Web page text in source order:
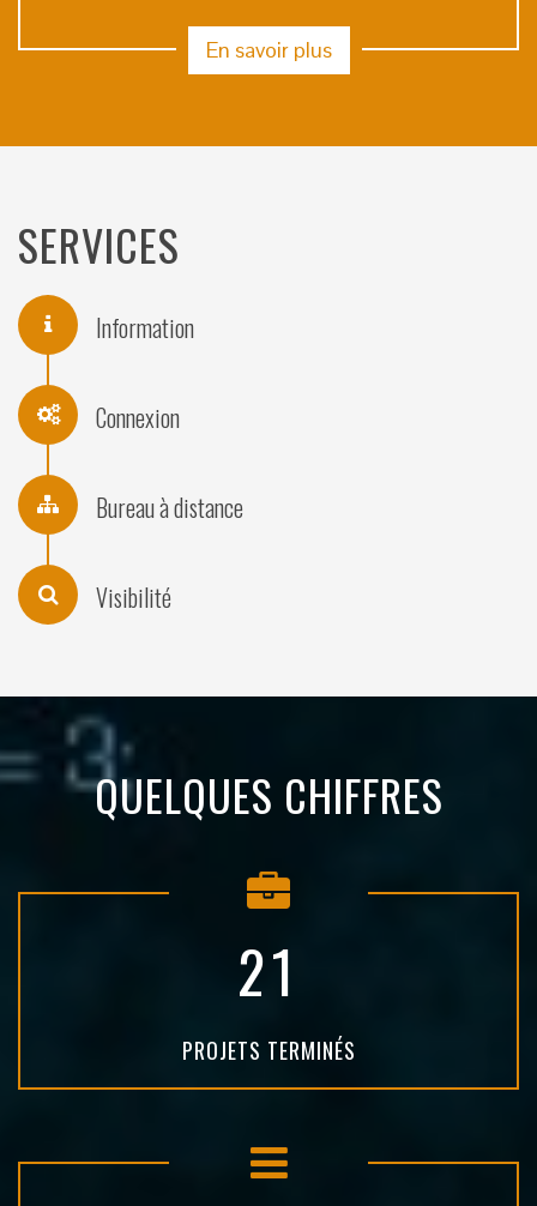
En savoir plus
SERVICES
Information
Connexion
Bureau à distance
Visibilité
QUELQUES CHIFFRES
21
PROJETS TERMINÉS